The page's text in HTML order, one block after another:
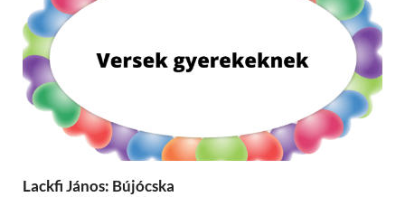
Lackfi János: Bújócska